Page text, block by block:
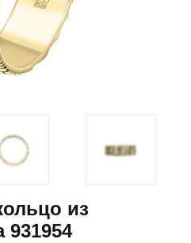
из
931954